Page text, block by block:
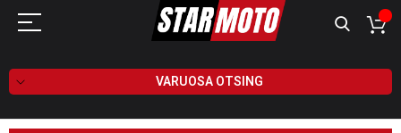
VARUOSA OTSING